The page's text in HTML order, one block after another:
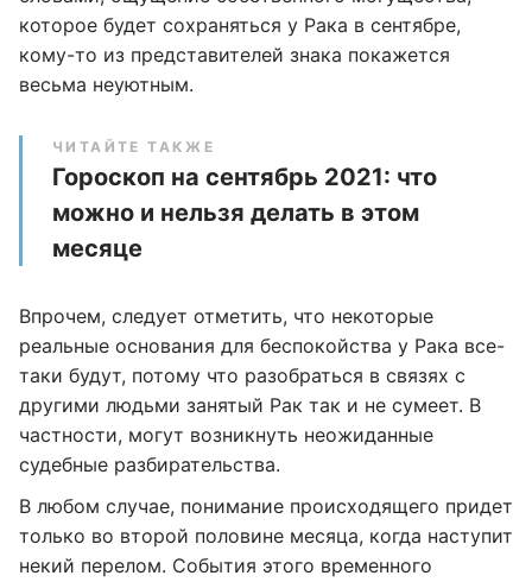
которое будет сохраняться у Рака в сентябре,
кому-то из представителей знака покажется
весьма неуютным.
ЧИТАЙТЕ ТАКЖЕ
Гороскоп на сентябрь 2021: что
можно и нельзя делать в этом
месяце
Впрочем, следует отметить, что некоторые
реальные основания для беспокойства у Рака все-
таки будут, потому что разобраться в связях с
другими людьми занятый Рак так и не сумеет. В
частности, могут возникнуть неожиданные
судебные разбирательства.
В любом случае, понимание происходящего придет
только во второй половине месяца, когда наступит
некий перелом. События этого временного